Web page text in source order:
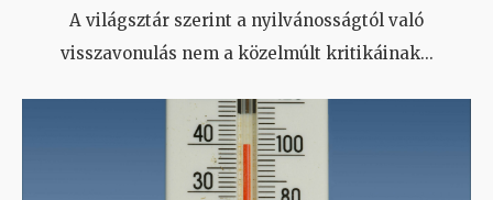
A világsztár szerint a nyilvánosságtól való
visszavonulás nem a közelmúlt kritikáinak...